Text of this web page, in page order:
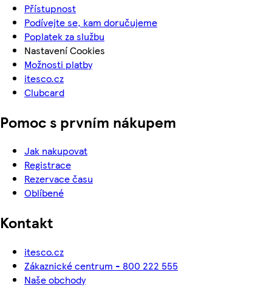
Přístupnost
Podívejte se, kam doručujeme
Poplatek za službu
Nastavení Cookies
Možnosti platby
itesco.cz
Clubcard
Pomoc s prvním nákupem
Jak nakupovat
Registrace
Rezervace času
Oblíbené
Kontakt
itesco.cz
Zákaznické centrum - 800 222 555
Naše obchody